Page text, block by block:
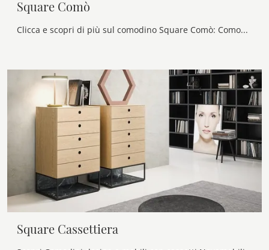
Square Comò
Clicca e scopri di più sul comodino Square Comò: Comodini e cassettiere di Novamobili sono ideali per spazi design.
Square Cassettiera